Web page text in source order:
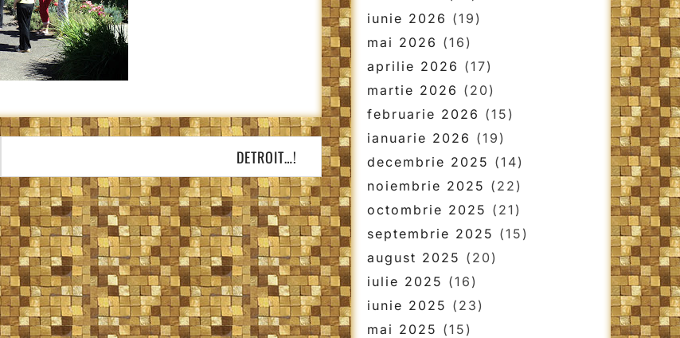
DETROIT…!
iunie 2026 (19)
mai 2026 (16)
aprilie 2026 (17)
martie 2026 (20)
februarie 2026 (15)
ianuarie 2026 (19)
decembrie 2025 (14)
noiembrie 2025 (22)
octombrie 2025 (21)
septembrie 2025 (15)
august 2025 (20)
iulie 2025 (16)
iunie 2025 (23)
mai 2025 (15)